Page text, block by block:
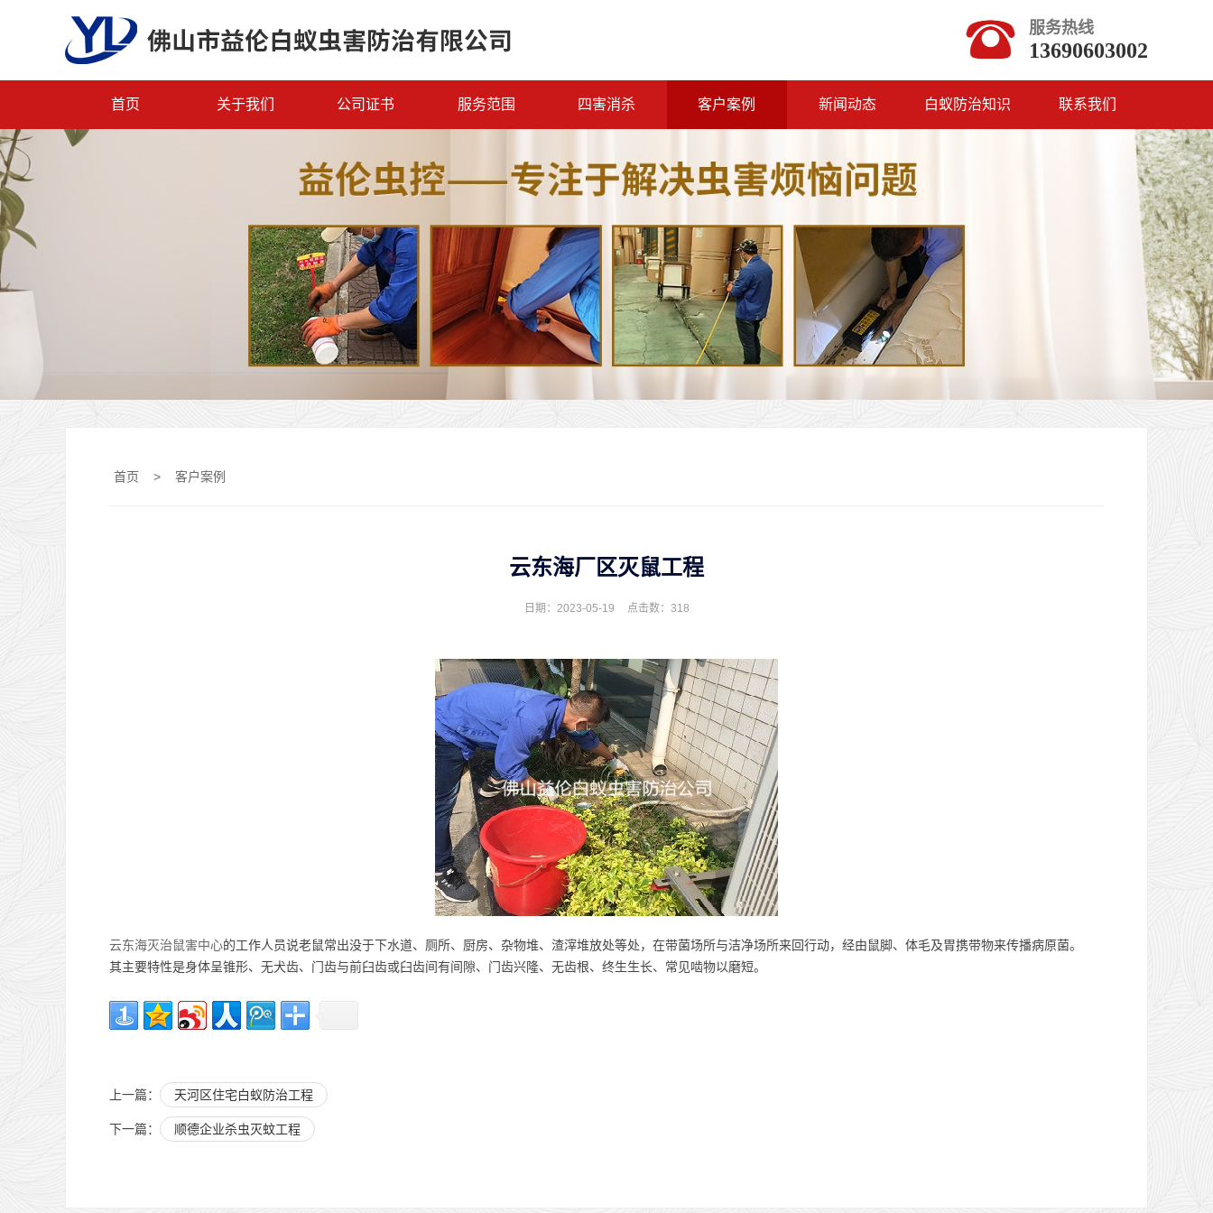
服务热线
13690603002
首页 关于我们 公司证书 服务范围 四害消杀 客户案例 新闻动态 白蚁防治知识 联系我们
首页 > 客户案例
云东海厂区灭鼠工程
日期：2023-05-19 点击数： 318
云东海灭治鼠害中心的工作人员说老鼠常出没于下水道、厕所、厨房、杂物堆、渣滓堆放处等处，在带菌场所与洁净场所来回行动，经由鼠脚、体毛及胃携带物来传播病原菌。
其主要特性是身体呈锥形、无犬齿、门齿与前臼齿或臼齿间有间隙、门齿兴隆、无齿根、终生生长、常见啮物以磨短。
上一篇： 天河区住宅白蚁防治工程
下一篇： 顺德企业杀虫灭蚊工程